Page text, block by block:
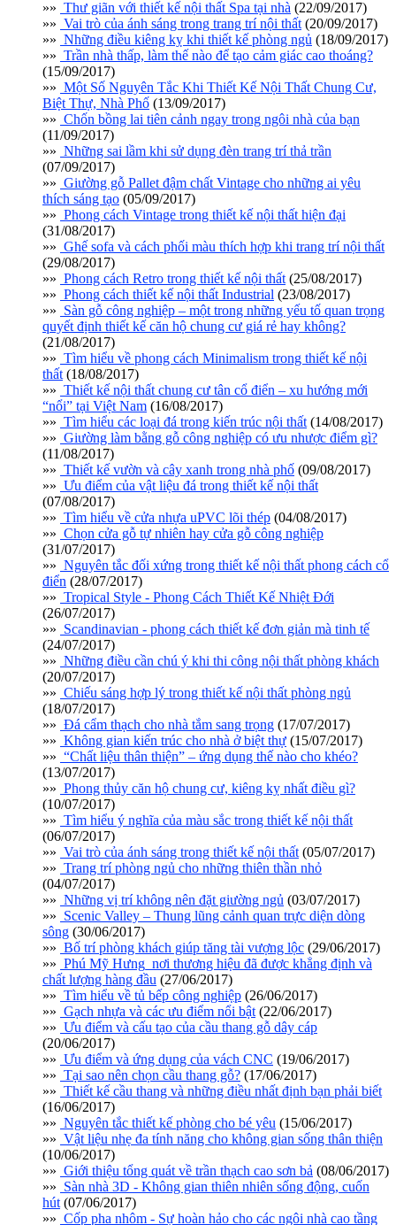
»» Thư giãn với thiết kế nội thất Spa tại nhà (22/09/2017)
»» Vai trò của ánh sáng trong trang trí nội thất (20/09/2017)
»» Những điều kiêng kỵ khi thiết kế phòng ngủ (18/09/2017)
»» Trần nhà thấp, làm thế nào để tạo cảm giác cao thoáng?
(15/09/2017)
»» Một Số Nguyên Tắc Khi Thiết Kế Nội Thất Chung Cư,
Biệt Thự, Nhà Phố (13/09/2017)
»» Chốn bồng lai tiên cảnh ngay trong ngôi nhà của bạn
(11/09/2017)
»» Những sai lầm khi sử dụng đèn trang trí thả trần
(07/09/2017)
»» Giường gỗ Pallet đậm chất Vintage cho những ai yêu
thích sáng tạo (05/09/2017)
»» Phong cách Vintage trong thiết kế nội thất hiện đại
(31/08/2017)
»» Ghế sofa và cách phối màu thích hợp khi trang trí nội thất
(29/08/2017)
»» Phong cách Retro trong thiết kế nội thất (25/08/2017)
»» Phong cách thiết kế nội thất Industrial (23/08/2017)
»» Sàn gỗ công nghiệp – một trong những yếu tố quan trọng
quyết định thiết kế căn hộ chung cư giá rẻ hay không?
(21/08/2017)
»» Tìm hiểu về phong cách Minimalism trong thiết kế nội
thất (18/08/2017)
»» Thiết kế nội thất chung cư tân cổ điển – xu hướng mới
“nổi” tại Việt Nam (16/08/2017)
»» Tìm hiểu các loại đá trong kiến trúc nội thất (14/08/2017)
»» Giường làm bằng gỗ công nghiệp có ưu nhược điểm gì?
(11/08/2017)
»» Thiết kế vườn và cây xanh trong nhà phố (09/08/2017)
»» Ưu điểm của vật liệu đá trong thiết kế nội thất
(07/08/2017)
»» Tìm hiểu về cửa nhựa uPVC lõi thép (04/08/2017)
»» Chọn cửa gỗ tự nhiên hay cửa gỗ công nghiệp
(31/07/2017)
»» Nguyên tắc đối xứng trong thiết kế nội thất phong cách cổ
điển (28/07/2017)
»» Tropical Style - Phong Cách Thiết Kế Nhiệt Đới
(26/07/2017)
»» Scandinavian - phong cách thiết kế đơn giản mà tinh tế
(24/07/2017)
»» Những điều cần chú ý khi thi công nội thất phòng khách
(20/07/2017)
»» Chiếu sáng hợp lý trong thiết kế nội thất phòng ngủ
(18/07/2017)
»» Đá cẩm thạch cho nhà tắm sang trọng (17/07/2017)
»» Không gian kiến trúc cho nhà ở biệt thự (15/07/2017)
»» “Chất liệu thân thiện” – ứng dụng thế nào cho khéo?
(13/07/2017)
»» Phong thủy căn hộ chung cư, kiêng kỵ nhất điều gì?
(10/07/2017)
»» Tìm hiểu ý nghĩa của màu sắc trong thiết kế nội thất
(06/07/2017)
»» Vai trò của ánh sáng trong thiết kế nội thất (05/07/2017)
»» Trang trí phòng ngủ cho những thiên thần nhỏ
(04/07/2017)
»» Những vị trí không nên đặt giường ngủ (03/07/2017)
»» Scenic Valley – Thung lũng cảnh quan trực diện dòng
sông (30/06/2017)
»» Bố trí phòng khách giúp tăng tài vượng lộc (29/06/2017)
»» Phú Mỹ Hưng_nơi thương hiệu đã được khẳng định và
chất lượng hàng đầu (27/06/2017)
»» Tìm hiểu về tủ bếp công nghiệp (26/06/2017)
»» Gạch nhựa và các ưu điểm nổi bật (22/06/2017)
»» Ưu điểm và cấu tạo của cầu thang gỗ dây cáp
(20/06/2017)
»» Ưu điểm và ứng dụng của vách CNC (19/06/2017)
»» Tại sao nên chọn cầu thang gỗ? (17/06/2017)
»» Thiết kế cầu thang và những điều nhất định bạn phải biết
(16/06/2017)
»» Nguyên tắc thiết kế phòng cho bé yêu (15/06/2017)
»» Vật liệu nhẹ đa tính năng cho không gian sống thân thiện
(10/06/2017)
»» Giới thiệu tổng quát về trần thạch cao sơn bả (08/06/2017)
»» Sàn nhà 3D - Không gian thiên nhiên sống động, cuốn
hút (07/06/2017)
»» Cốp pha nhôm - Sự hoàn hảo cho các ngôi nhà cao tầng